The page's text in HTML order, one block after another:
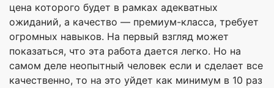
цена которого будет в рамках адекватных
ожиданий, а качество — премиум-класса, требует
огромных навыков. На первый взгляд может
показаться, что эта работа дается легко. Но на
самом деле неопытный человек если и сделает все
качественно, то на это уйдет как минимум в 10 раз